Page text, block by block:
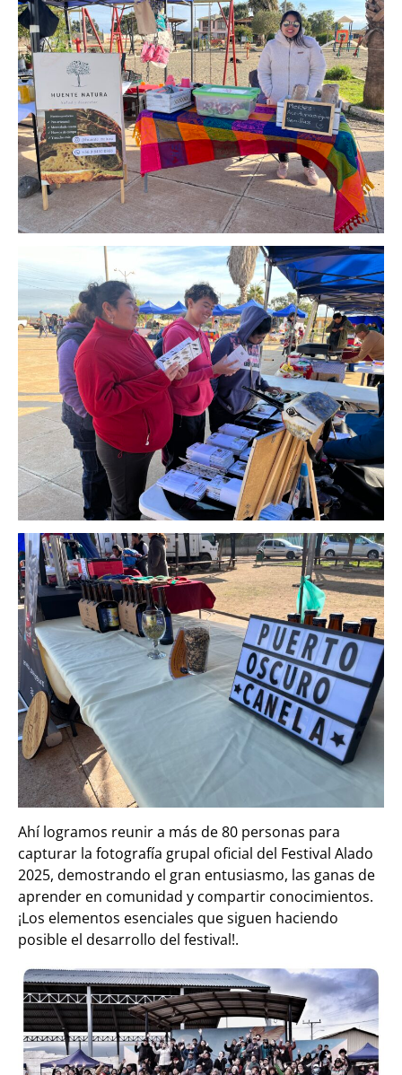
Ahí logramos reunir a más de 80 personas para
capturar la fotografía grupal oficial del Festival Alado
2025, demostrando el gran entusiasmo, las ganas de
aprender en comunidad y compartir conocimientos.
¡Los elementos esenciales que siguen haciendo
posible el desarrollo del festival!.